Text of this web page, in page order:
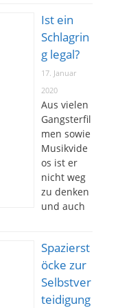
Ist ein
Schlagrin
g legal?
17. Januar
2020
Aus vielen
Gangsterfil
men sowie
Musikvide
os ist er
nicht weg
zu denken
und auch
Spazierst
öcke zur
Selbstver
teidigung